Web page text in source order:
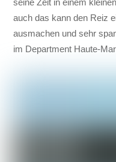
seine Zeit in einem
auch das kann den Reiz
ausmachen und sehr
im Department Haute-